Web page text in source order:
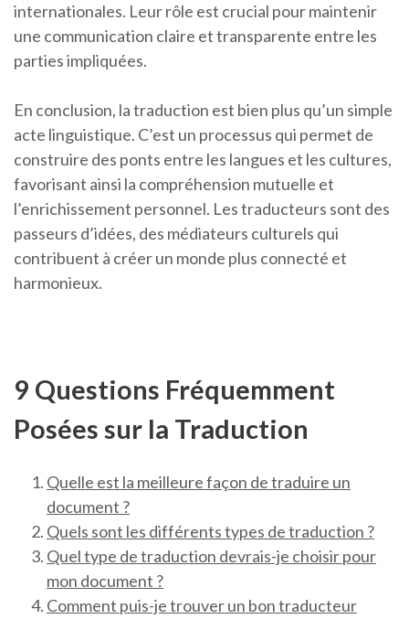
internationales. Leur rôle est crucial pour maintenir
une communication claire et transparente entre les
parties impliquées.
En conclusion, la traduction est bien plus qu’un simple
acte linguistique. C’est un processus qui permet de
construire des ponts entre les langues et les cultures,
favorisant ainsi la compréhension mutuelle et
l’enrichissement personnel. Les traducteurs sont des
passeurs d’idées, des médiateurs culturels qui
contribuent à créer un monde plus connecté et
harmonieux.
9 Questions Fréquemment
Posées sur la Traduction
Quelle est la meilleure façon de traduire un
document ?
Quels sont les différents types de traduction ?
Quel type de traduction devrais-je choisir pour
mon document ?
Comment puis-je trouver un bon traducteur